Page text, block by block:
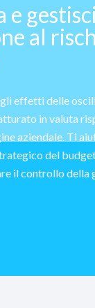
al
effetti delle
in valuta
aziendale. Ti
del
il controllo della